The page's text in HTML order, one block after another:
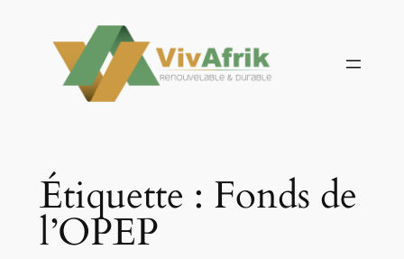
contenu
Étiquette : Fonds de
l’OPEP